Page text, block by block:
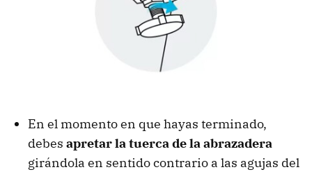
En el momento en que hayas terminado,
debes apretar la tuerca de la abrazadera
girándola en sentido contrario a las agujas del